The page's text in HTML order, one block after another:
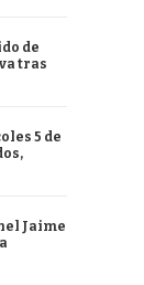
de
tras
5 de
Jaime